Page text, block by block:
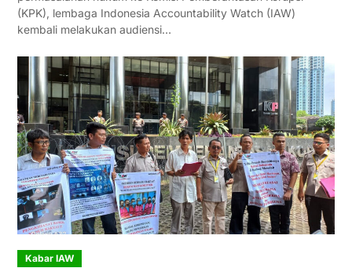
(KPK), lembaga Indonesia Accountability Watch (IAW)
kembali melakukan audiensi…
Kabar IAW